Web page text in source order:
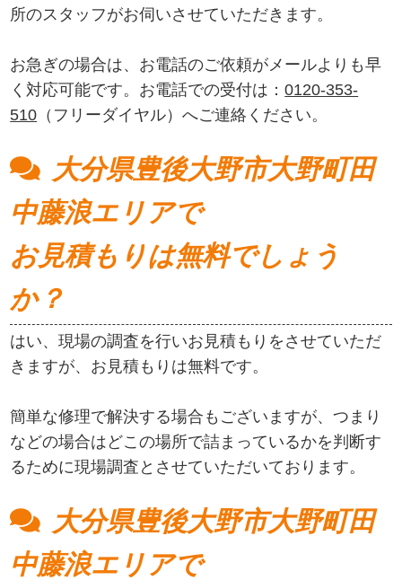
所のスタッフがお伺いさせていただきます。
お急ぎの場合は、お電話のご依頼がメールよりも早
く対応可能です。お電話での受付は：0120-353-
510 （フリーダイヤル）へご連絡ください。
大分県豊後大野市大野町田
中藤浪エリアで
お見積もりは無料でしょう
か？
はい、現場の調査を行いお見積もりをさせていただ
きますが、お見積もりは無料です。
簡単な修理で解決する場合もございますが、つまり
などの場合はどこの場所で詰まっているかを判断す
るために現場調査とさせていただいております。
大分県豊後大野市大野町田
中藤浪エリアで